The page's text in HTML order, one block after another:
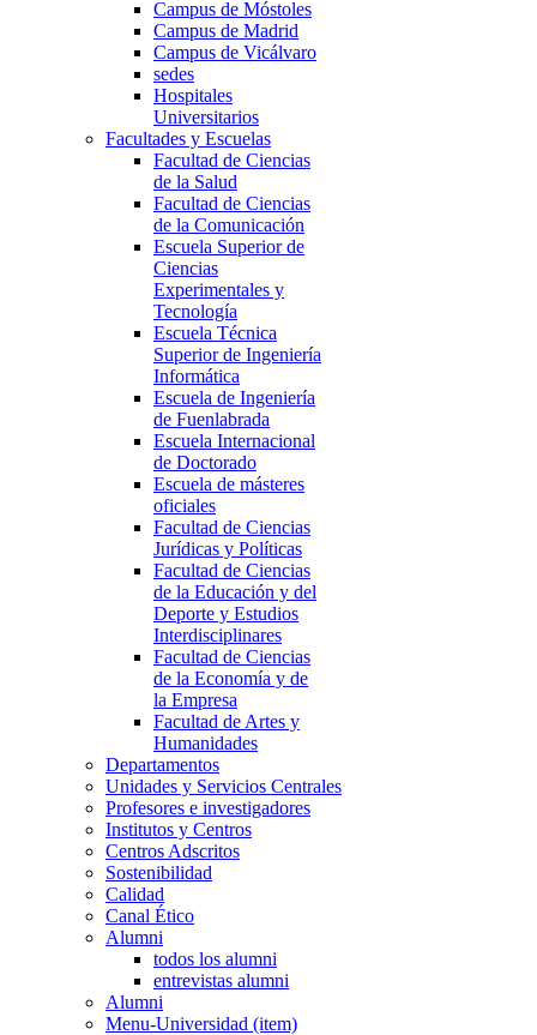
Campus de Móstoles
Campus de Madrid
Campus de Vicálvaro
sedes
Hospitales
Universitarios
Facultades y Escuelas
Facultad de Ciencias
de la Salud
Facultad de Ciencias
de la Comunicación
Escuela Superior de
Ciencias
Experimentales y
Tecnología
Escuela Técnica
Superior de Ingeniería
Informática
Escuela de Ingeniería
de Fuenlabrada
Escuela Internacional
de Doctorado
Escuela de másteres
oficiales
Facultad de Ciencias
Jurídicas y Políticas
Facultad de Ciencias
de la Educación y del
Deporte y Estudios
Interdisciplinares
Facultad de Ciencias
de la Economía y de
la Empresa
Facultad de Artes y
Humanidades
Departamentos
Unidades y Servicios Centrales
Profesores e investigadores
Institutos y Centros
Centros Adscritos
Sostenibilidad
Calidad
Canal Ético
Alumni
todos los alumni
entrevistas alumni
Alumni
Menu-Universidad (item)